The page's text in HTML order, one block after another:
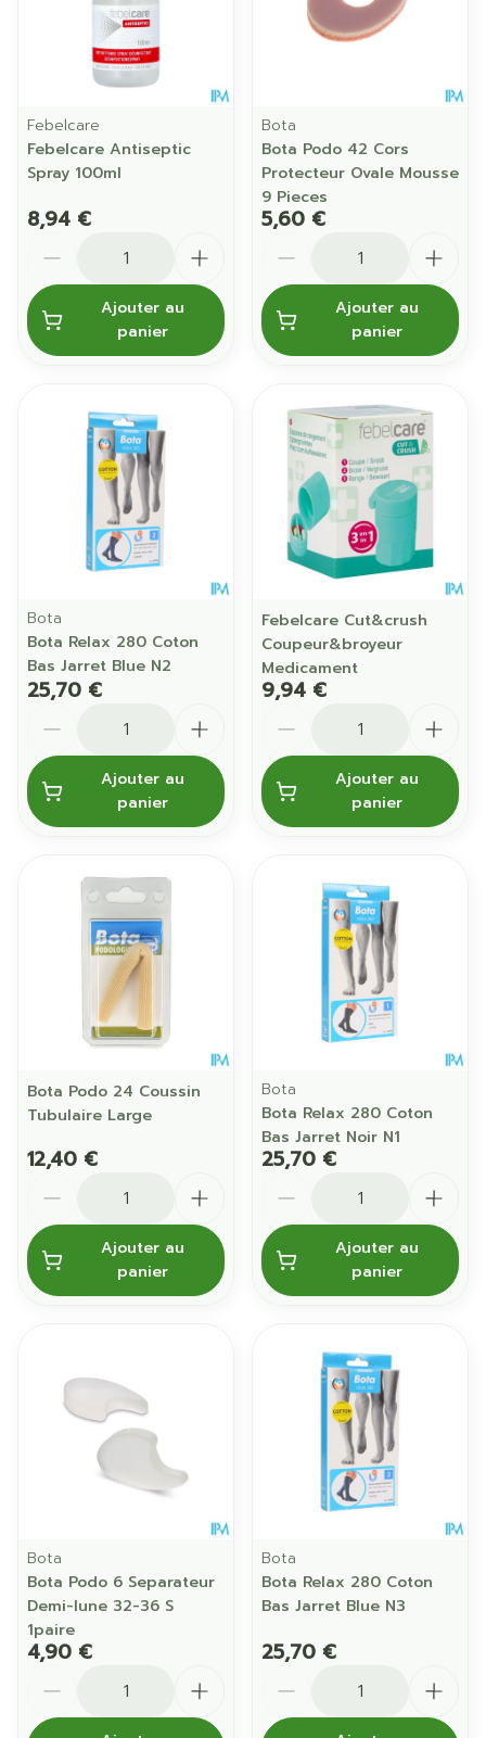
Febelcare
Febelcare Antiseptic
Spray 100ml
8,94 €
Ajouter au
panier
Bota
Bota Podo 42 Cors
Protecteur Ovale Mousse
9 Pieces
5,60 €
Ajouter au
panier
Bota
Bota Relax 280 Coton
Bas Jarret Blue N2
25,70 €
Ajouter au
panier
Febelcare Cut&crush
Coupeur&broyeur
Medicament
9,94 €
Ajouter au
panier
Bota Podo 24 Coussin
Tubulaire Large
12,40 €
Ajouter au
panier
Bota
Bota Relax 280 Coton
Bas Jarret Noir N1
25,70 €
Ajouter au
panier
Bota
Bota Podo 6 Separateur
Demi-lune 32-36 S
1paire
4,90 €
Bota
Bota Relax 280 Coton
Bas Jarret Blue N3
25,70 €